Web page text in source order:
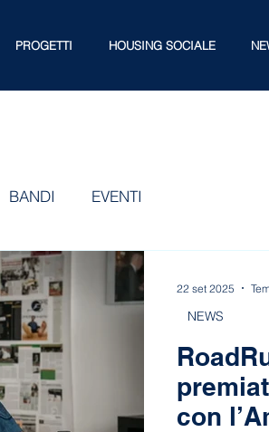
PROGETTI HOUSING SOCIALE
BANDI EVENTI
con
NEWS
22 set 2025